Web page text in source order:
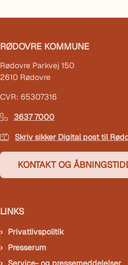
RØDOVRE KOMMUNE
Rødovre Parkvej 150
2610 Rødovre
CVR: 65307316
3637 7000
Skriv sikker Digital post til
KONTAKT OG
LINKS
Privatlivspolitik
Presserum